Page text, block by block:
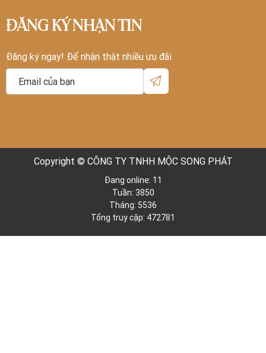
ĐĂNG KÝ NHẬN TIN
Đăng ký ngay! Để nhận thật nhiều ưu đãi
Copyright © CÔNG TY TNHH MỘC SONG PHÁT
Đang online: 11
Tuần: 3850
Tháng: 5536
Tổng truy cập: 472781